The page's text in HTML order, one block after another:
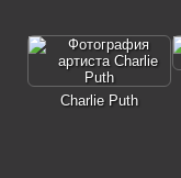
Charlie Puth